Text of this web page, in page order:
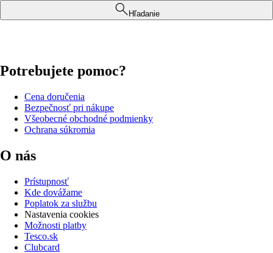
Hľadanie
Potrebujete pomoc?
Cena doručenia
Bezpečnosť pri nákupe
Všeobecné obchodné podmienky
Ochrana súkromia
O nás
Prístupnosť
Kde dovážame
Poplatok za službu
Nastavenia cookies
Možnosti platby
Tesco.sk
Clubcard